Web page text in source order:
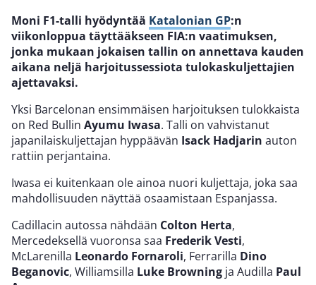
Moni F1-talli hyödyntää Katalonian GP:n
viikonloppua täyttääkseen FIA:n vaatimuksen,
jonka mukaan jokaisen tallin on annettava kauden
aikana neljä harjoitussessiota tulokaskuljettajien
ajettavaksi.
Yksi Barcelonan ensimmäisen harjoituksen tulokkaista
on Red Bullin Ayumu Iwasa. Talli on vahvistanut
japanilaiskuljettajan hyppäävän Isack Hadjarin auton
rattiin perjantaina.
Iwasa ei kuitenkaan ole ainoa nuori kuljettaja, joka saa
mahdollisuuden näyttää osaamistaan Espanjassa.
Cadillacin autossa nähdään Colton Herta,
Mercedeksellä vuoronsa saa Frederik Vesti,
McLarenilla Leonardo Fornaroli, Ferrarilla Dino
Beganovic, Williamsilla Luke Browning ja Audilla Paul